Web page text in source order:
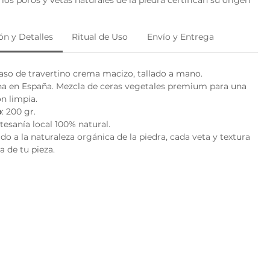
una caricia botánica: un despliegue denotas florales
diseñado para equilibrar el espacio y silenciar el ruido
santuario de bienestar.
la porosidad del travertino filtra la calidez de la llama,
de quietud absoluta. Una pieza atemporal que,
perdura como unobjeto decorativo versátil
y Detalles Ritual de Uso Envío y Entrega
de travertino crema macizo, tallado a mano.
en España. Mezcla de ceras vegetales premium para una
limpia.
: 200 gr.
local 100% natural.
a la naturaleza orgánica de la piedra, cada veta y textura
de tu pieza.